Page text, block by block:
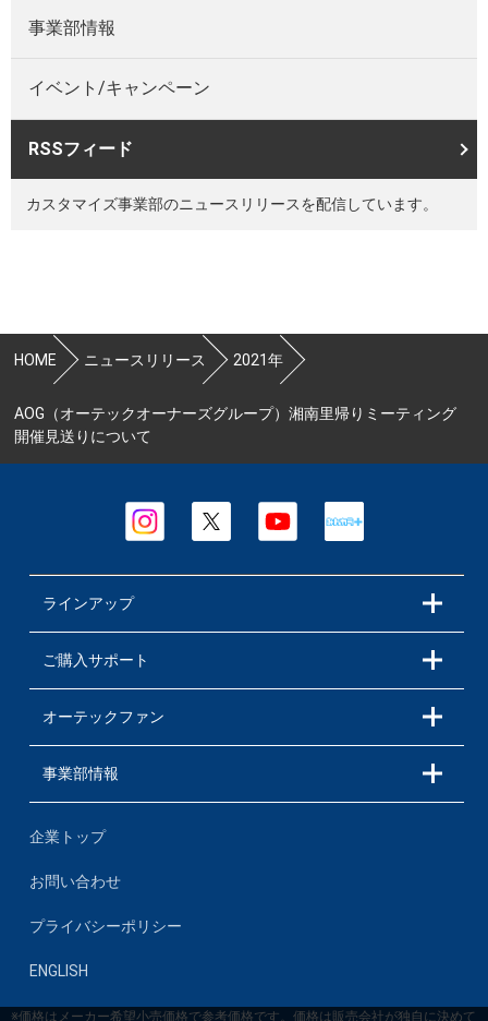
事業部情報
イベント/キャンペーン
RSSフィード
カスタマイズ事業部のニュースリリースを配信しています。
HOME ニュースリリース 2021年
AOG（オーテックオーナーズグループ）湘南里帰りミーティング
開催見送りについて
ラインアップ
ご購入サポート
オーテックファン
事業部情報
企業トップ
お問い合わせ
プライバシーポリシー
ENGLISH
※価格はメーカー希望小売価格で参考価格です。価格は販売会社が独自に決めて